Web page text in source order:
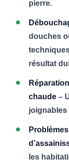
pierre.
douches
résultat
chaude –
joignables
les